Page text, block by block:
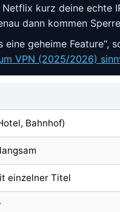
kurz deine echte
dann kommen
eine geheime Feature“,
VPN (2025/2026)
Bahnhof)
einzelner Titel